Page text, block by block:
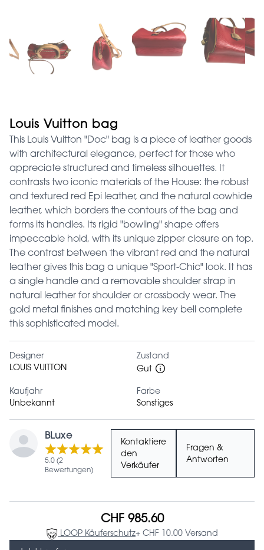
Louis Vuitton bag
This Louis Vuitton "Doc" bag is a piece of leather goods
with architectural elegance, perfect for those who
appreciate structured and timeless silhouettes. It
contrasts two iconic materials of the House: the robust
and textured red Epi leather, and the natural cowhide
leather, which borders the contours of the bag and
forms its handles. Its rigid "bowling" shape offers
impeccable hold, with its unique zipper closure on top.
The contrast between the vibrant red and the natural
leather gives this bag a unique "Sport-Chic" look. It has
a single handle and a removable shoulder strap in
natural leather for shoulder or crossbody wear. The
gold metal finishes and matching key bell complete
this sophisticated model.
Designer
LOUIS VUITTON
Zustand
Gut
Kaufjahr
Unbekannt
Farbe
Sonstiges
BLuxe
5.0 (2
Bewertungen)
Kontaktiere
den
Verkäufer
Fragen &
Antworten
CHF 985.60
LOOP Käuferschutz+ CHF 10.00 Versand